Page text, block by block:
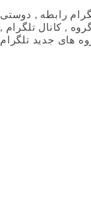
رابطه , دوستی
, کانال تلگرام ,
های جدید تلگرام